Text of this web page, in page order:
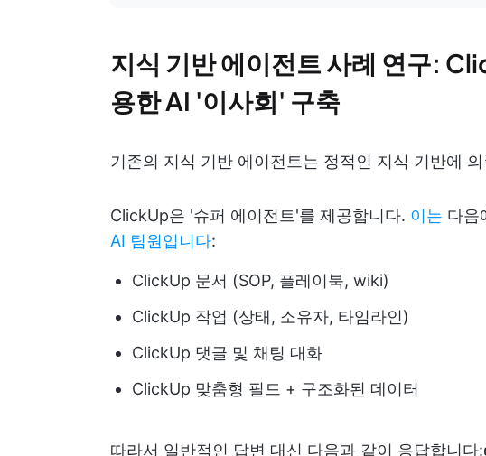
지식 기반 에이전트 사례 연구:
용한 AI '이사회' 구축
기존의 지식 기반 에이전트는 정적인 지식 기반에
ClickUp은 '슈퍼 에이전트'를 제공합니다. 이는 다음
AI 팀원입니다:
ClickUp 문서 (SOP, 플레이북, wiki)
ClickUp 작업 (상태, 소유자, 타임라인)
ClickUp 댓글 및 채팅 대화
ClickUp 맞춤형 필드 + 구조화된 데이터
따라서 일반적인 답변 대신 다음과 같이 응답합니